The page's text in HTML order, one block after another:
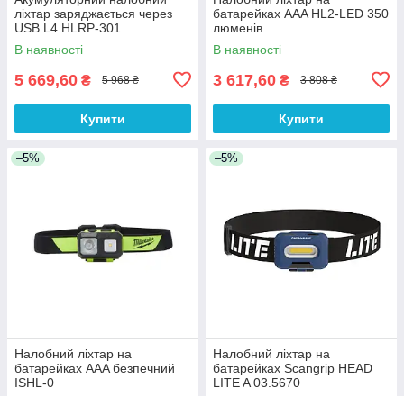
ліхтар заряджається через
USB L4 HLRP-301
(4933479767) Milwaukee
В наявності
5 669,60 ₴ 5 968 ₴
Купити
батарейках AAA HL2-LED 350
люменів
В наявності
3 617,60 ₴ 3 808 ₴
Купити
–5%
Налобний ліхтар на
батарейках AAA безпечний
ISHL-0
–5%
Налобний ліхтар на
батарейках Scangrip HEAD
LITE A 03.5670